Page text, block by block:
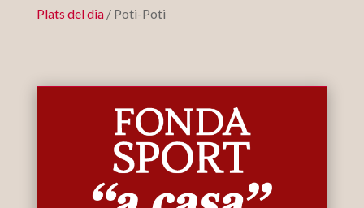
Plats del dia/ Poti-Poti